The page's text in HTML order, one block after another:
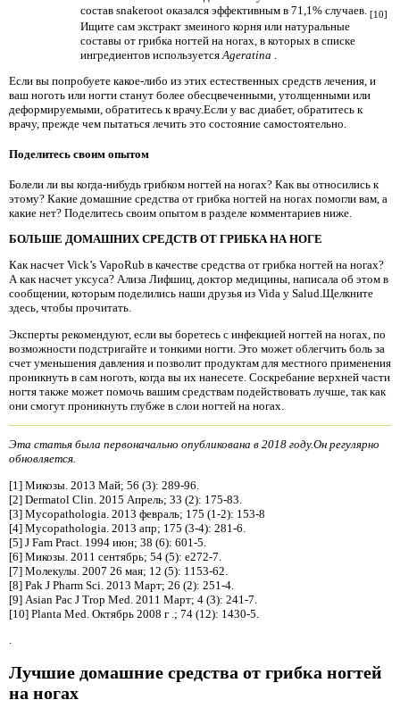
состав snakeroot оказался эффективным в 71,1% случаев. [10]
Ищите сам экстракт змеиного корня или натуральные
составы от грибка ногтей на ногах, в которых в списке
ингредиентов используется Ageratina
Если вы попробуете какое-либо из этих естественных средств лечения, и
ваш ноготь или ногти станут более обесцвеченными, утолщенными или
деформируемыми, обратитесь к врачу.Если у вас диабет, обратитесь к
врачу, прежде чем пытаться лечить это состояние самостоятельно.
Поделитесь своим опытом
Болели ли вы когда-нибудь грибком ногтей на ногах? Как вы относились к
этому? Какие домашние средства от грибка ногтей на ногах помогли вам, а
какие нет? Поделитесь своим опытом в разделе комментариев ниже.
БОЛЬШЕ ДОМАШНИХ СРЕДСТВ ОТ ГРИБКА НА НОГЕ
Как насчет Vick’s VapoRub в качестве средства от грибка ногтей на ногах?
А как насчет уксуса? Ализа Лифшиц, доктор медицины, написала об этом в
сообщении, которым поделились наши друзья из Vida y Salud.Щелкните
здесь, чтобы прочитать.
Эксперты рекомендуют, если вы боретесь с инфекцией ногтей на ногах, по
возможности подстригайте и тонкими ногти. Это может облегчить боль за
счет уменьшения давления и позволит продуктам для местного применения
проникнуть в сам ноготь, когда вы их нанесете. Соскребание верхней части
ногтя также может помочь вашим средствам подействовать лучше, так как
они смогут проникнуть глубже в слои ногтей на ногах.
Эта статья была первоначально опубликована в 2018 году.Он регулярно
обновляется.
[1] Микозы. 2013 Май; 56 (3): 289-96.
[2] Dermatol Clin. 2015 Апрель; 33 (2): 175-83.
[3] Mycopathologia. 2013 февраль; 175 (1-2): 153-8
[4] Mycopathologia. 2013 апр; 175 (3-4): 281-6.
[5] J Fam Pract. 1994 июн; 38 (6): 601-5.
[6] Микозы. 2011 сентябрь; 54 (5): e272-7.
[7] Молекулы. 2007 26 мая; 12 (5): 1153-62.
[8] Pak J Pharm Sci. 2013 Март; 26 (2): 251-4.
[9] Asian Pac J Trop Med. 2011 Март; 4 (3): 241-7.
[10] Planta Med. Октябрь 2008 г .; 74 (12): 1430-5.
Лучшие домашние средства от грибка ногтей
на ногах